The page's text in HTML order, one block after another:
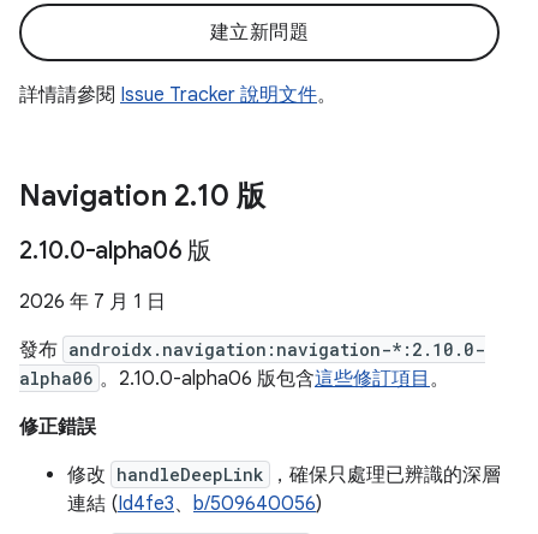
建立新問題
詳情請參閱 Issue Tracker 說明文件。
Navigation 2.10 版
2.10.0-alpha06 版
2026 年 7 月 1 日
發布 androidx.navigation:navigation-*:2.10.0-
alpha06 。2.10.0-alpha06 版包含這些修訂項目 。
修正錯誤
修改 handleDeepLink
，確保只處理已辨識的深層
連結 (Id4fe3、 b/509640056)